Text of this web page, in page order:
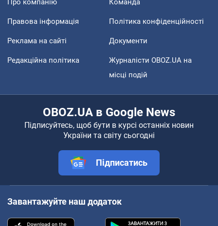
Про компанію Команда
Правова інформація Політика конфіденційності
Реклама на сайті Документи
Редакційна політика
Журналісти OBOZ.UA на
місці подій
OBOZ.UA в Google News
Підписуйтесь, щоб бути в курсі останніх новин
України та світу сьогодні
Підписатись
Завантажуйте наш додаток